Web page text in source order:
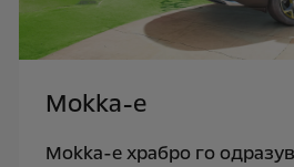
Mokka-e
Mokka-e храбро го